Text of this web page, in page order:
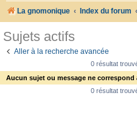
La gnomonique Index du forum
Sujets actifs
Aller à la recherche avancée
0 résultat
Aucun sujet ou message ne correspond
0 résultat